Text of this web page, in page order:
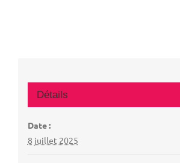
Détails
Date :
8 juillet 2025